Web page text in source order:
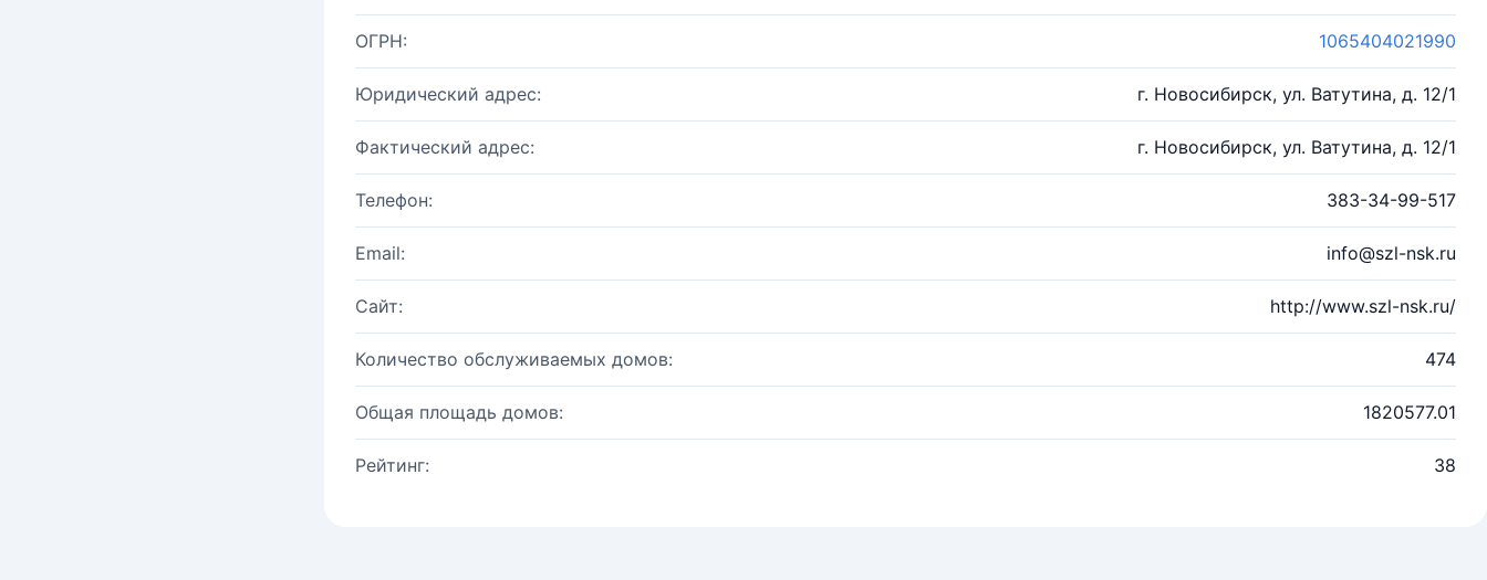
ОГРН: 1065404021990
Юридический адрес: г. Новосибирск, ул. Ватутина, д. 12/1
Фактический адрес: г. Новосибирск, ул. Ватутина, д. 12/1
Телефон: 383-34-99-517
Email: info@szl-nsk.ru
Сайт: http://www.szl-nsk.ru/
Количество обслуживаемых домов: 474
Общая площадь домов: 1820577.01
Рейтинг: 38